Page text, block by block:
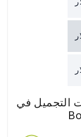
التجميل في